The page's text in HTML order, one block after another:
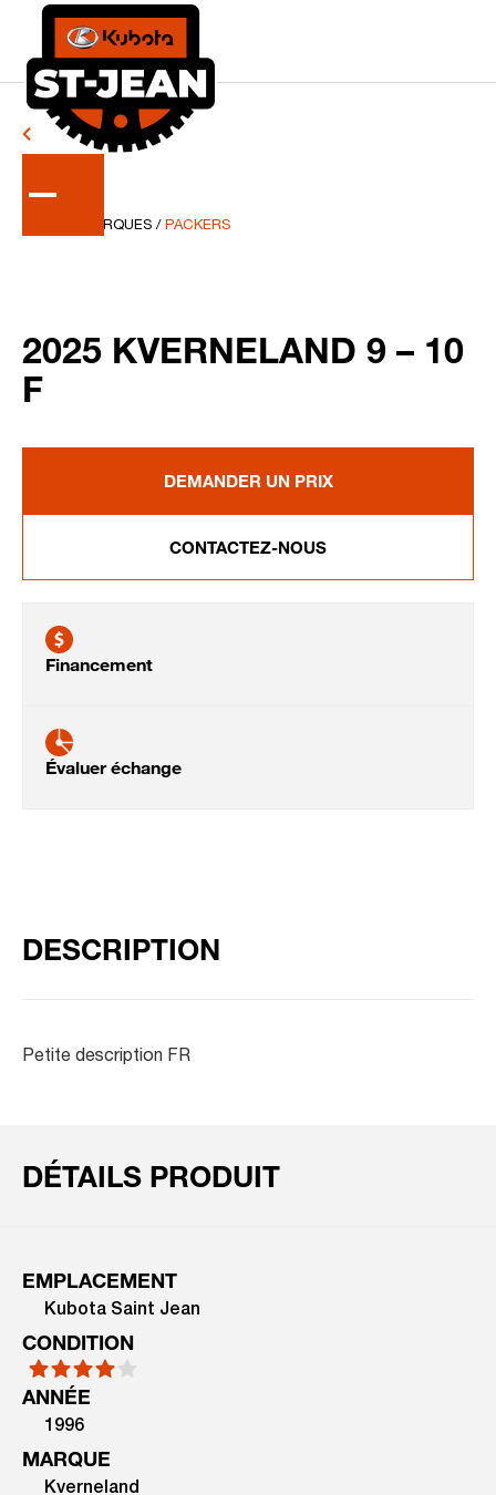
AUTRES MARQUES / PACKERS
2025 KVERNELAND 9 – 10
F
DEMANDER UN PRIX
CONTACTEZ-NOUS
Financement
Évaluer échange
DESCRIPTION
Petite description FR
DÉTAILS PRODUIT
EMPLACEMENT
Kubota Saint Jean
CONDITION
ANNÉE
1996
MARQUE
Kverneland